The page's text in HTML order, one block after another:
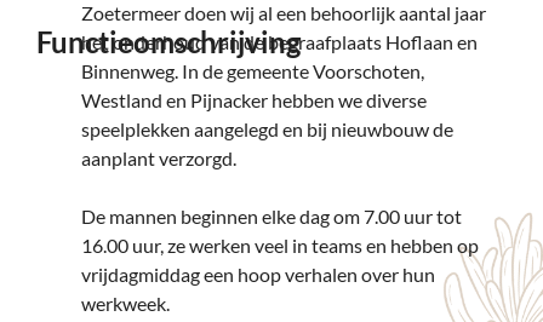
Functieomschrijving
Zoetermeer doen wij al een behoorlijk aantal jaar
het onderhoud van de begraafplaats Hoflaan en
Binnenweg. In de gemeente Voorschoten,
Westland en Pijnacker hebben we diverse
speelplekken aangelegd en bij nieuwbouw de
aanplant verzorgd.
De mannen beginnen elke dag om 7.00 uur tot
16.00 uur, ze werken veel in teams en hebben op
vrijdagmiddag een hoop verhalen over hun
werkweek.